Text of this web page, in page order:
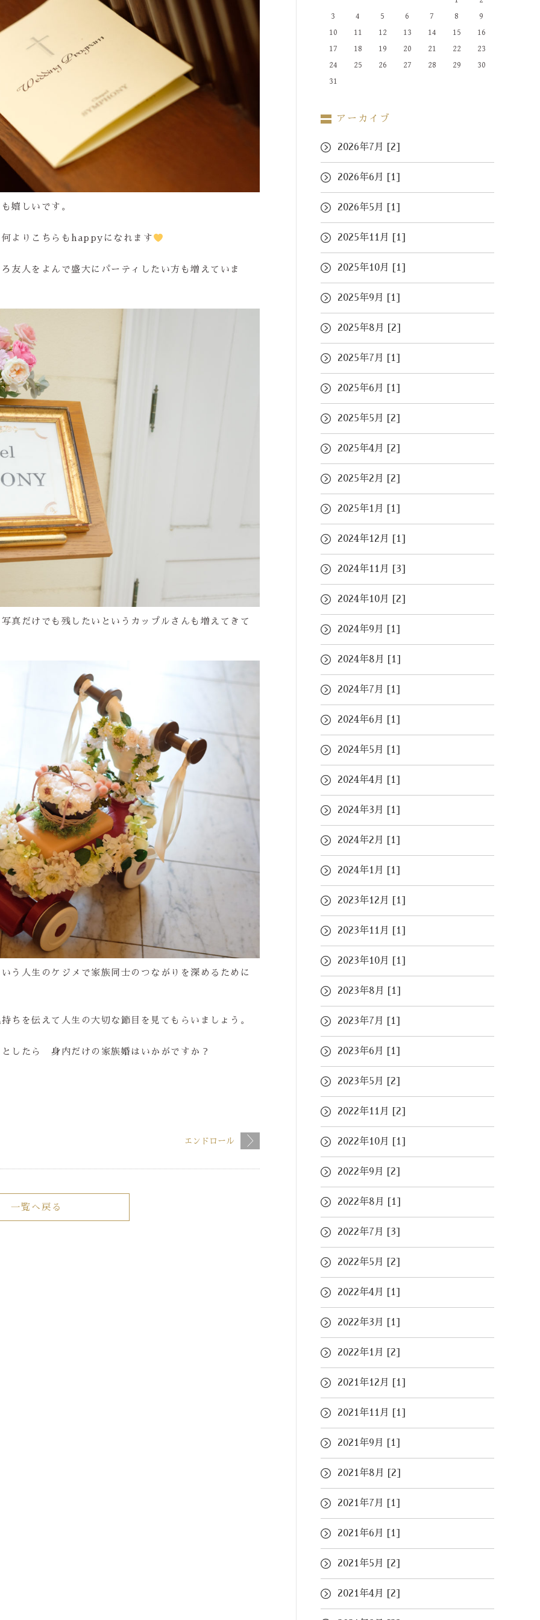
嬉しいです。
よりこちらもhappyになれます
友人をよんで盛大にパーティしたい方も増えていま
真だけでも残したいというカップルさんも増えてきて
う人生のケジメで家族同士のつながりを深めるために
ちを伝えて人生の大切な節目を見てもらいましょう。
るとしたら 身内だけの家族婚はいかがですか？
エンドロール
一覧へ戻る
3
4 5 6 7 8
9
10
11 12 13 14 15
16
17
18 19 20 21 22
23
24
25 26 27 28 29
30
31
アーカイブ
2026年7月 [2]
2026年6月 [1]
2026年5月 [1]
2025年11月 [1]
2025年10月 [1]
2025年9月 [1]
2025年8月 [2]
2025年7月 [1]
2025年6月 [1]
2025年5月 [2]
2025年4月 [2]
2025年2月 [2]
2025年1月 [1]
2024年12月 [1]
2024年11月 [3]
2024年10月 [2]
2024年9月 [1]
2024年8月 [1]
2024年7月 [1]
2024年6月 [1]
2024年5月 [1]
2024年4月 [1]
2024年3月 [1]
2024年2月 [1]
2024年1月 [1]
2023年12月 [1]
2023年11月 [1]
2023年10月 [1]
2023年8月 [1]
2023年7月 [1]
2023年6月 [1]
2023年5月 [2]
2022年11月 [2]
2022年10月 [1]
2022年9月 [2]
2022年8月 [1]
2022年7月 [3]
2022年5月 [2]
2022年4月 [1]
2022年3月 [1]
2022年1月 [2]
2021年12月 [1]
2021年11月 [1]
2021年9月 [1]
2021年8月 [2]
2021年7月 [1]
2021年6月 [1]
2021年5月 [2]
2021年4月 [2]